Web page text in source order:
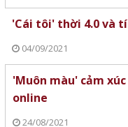
'Cái tôi' thời 4.0 và
04/09/2021
'Muôn màu' cảm
online
24/08/2021